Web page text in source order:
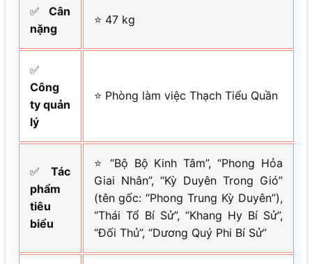
✅ Cân
nặng
⭐ 47 kg
✅
Công
ty quản
lý
⭐ Phòng làm việc Thạch Tiểu Quần
✅ Tác
phẩm
tiêu
biểu
⭐ “Bộ Bộ Kinh Tâm”, “Phong Hỏa
Giai Nhân”, “Kỳ Duyên Trong Gió”
(tên gốc: “Phong Trung Kỳ Duyên”),
“Thái Tổ Bí Sử”, “Khang Hy Bí Sử”,
“Đối Thủ”, “Dương Quý Phi Bí Sử”